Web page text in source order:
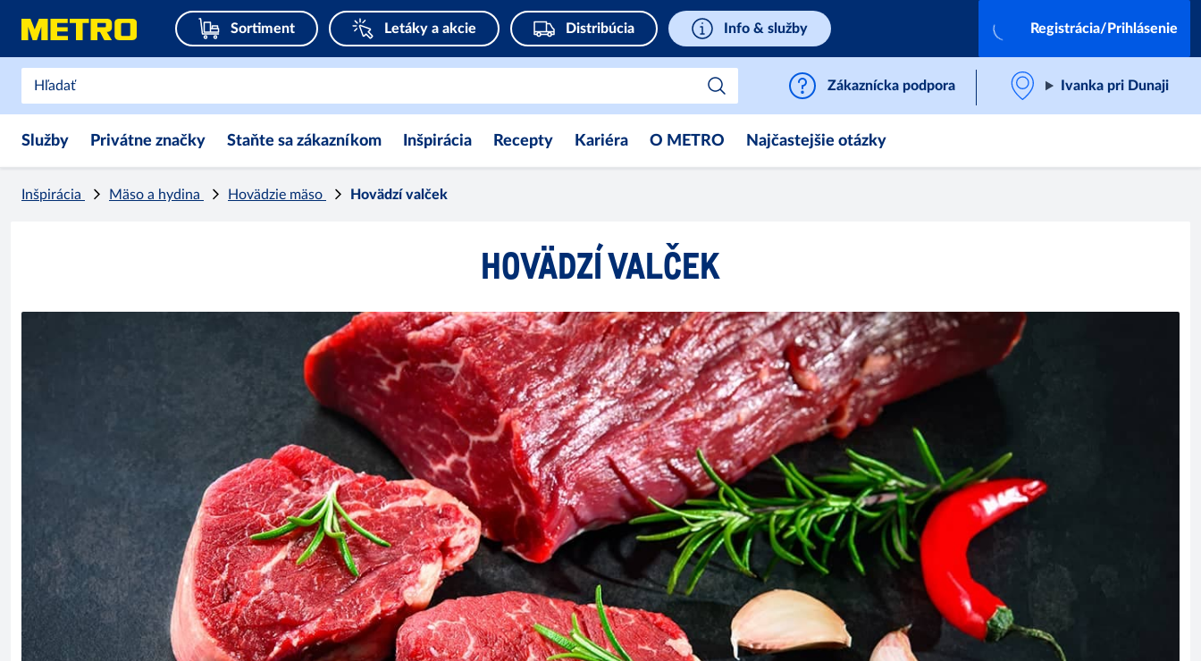
Sortiment Letáky a akcie Distribúcia Info & služby Registrácia/Prihlásenie
Zákaznícka podpora Ivanka pri Dunaji
Služby Privátne značky Staňte sa zákazníkom Inšpirácia Recepty Kariéra O METRO Najčastejšie otázky
Inšpirácia Mäso a hydina Hovädzie mäso Hovädzí valček
HOVÄDZÍ VALČEK